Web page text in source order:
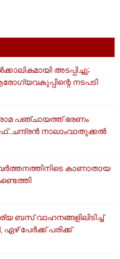
അടപ്പിച്ചു;
നടപടി
പഞ്ചായത്ത് ഭരണം
നാലാംവാതുക്കൽ
കാണാതായ
ബസ് വാഹനങ്ങളിലിടിച്ച്
പേർക്ക് പരിക്ക്